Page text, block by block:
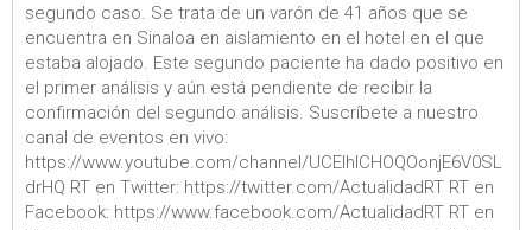
segundo caso. Se trata de un varón de 41 años que se
encuentra en Sinaloa en aislamiento en el hotel en el que
estaba alojado. Este segundo paciente ha dado positivo en
el primer análisis y aún está pendiente de recibir la
confirmación del segundo análisis. Suscríbete a nuestro
canal de eventos en vivo:
https://www.youtube.com/channel/UCEIhICHOQOonjE6V0SL
drHQ RT en Twitter: https://twitter.com/ActualidadRT RT en
Facebook: https://www.facebook.com/ActualidadRT RT en